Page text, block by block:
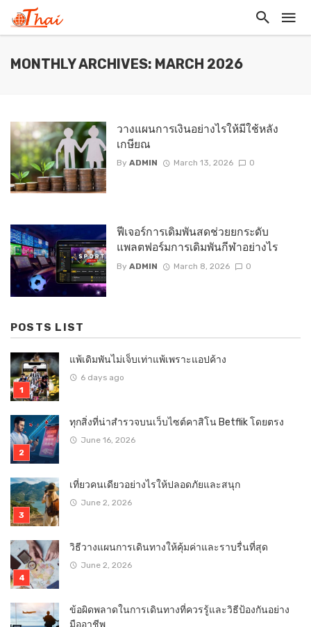
MONTHLY ARCHIVES: MARCH 2026
วางแผนการเงินอย่างไรให้มีใช้หลัง
เกษียณ
By ADMIN March 13, 2026 0
ฟีเจอร์การเดิมพันสดช่วยยกระดับ
แพลตฟอร์มการเดิมพันกีฬาอย่างไร
By ADMIN March 8, 2026 0
POSTS LIST
แพ้เดิมพันไม่เจ็บเท่าแพ้เพราะแอปค้าง
6 days ago
ทุกสิ่งที่น่าสำรวจบนเว็บไซต์คาสิโน Betflik โดยตรง
June 16, 2026
เที่ยวคนเดียวอย่างไรให้ปลอดภัยและสนุก
June 2, 2026
วิธีวางแผนการเดินทางให้คุ้มค่าและราบรื่นที่สุด
June 2, 2026
ข้อผิดพลาดในการเดินทางที่ควรรู้และวิธีป้องกันอย่าง
มืออาชีพ